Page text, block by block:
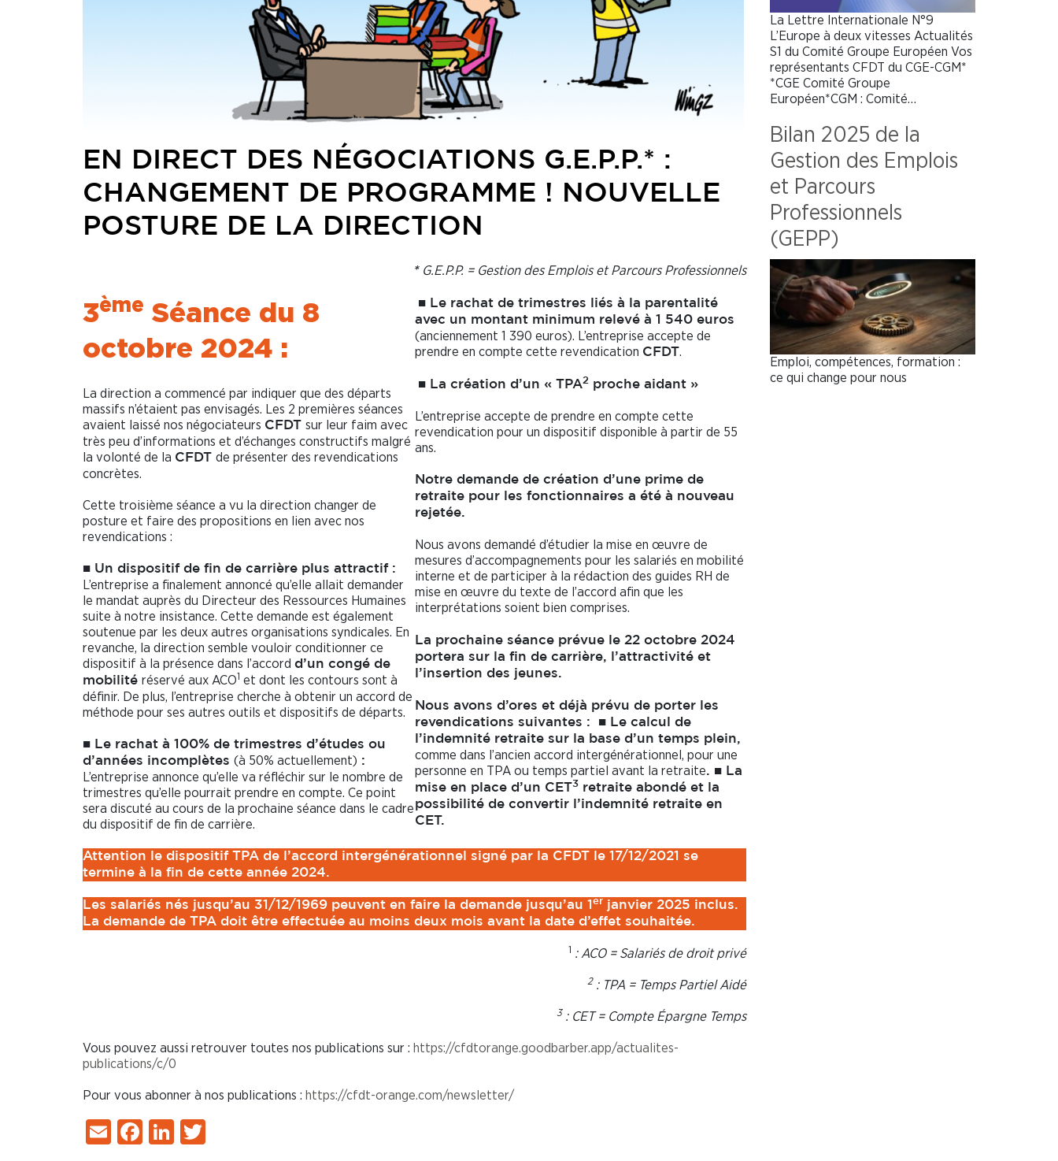
EN DIRECT DES NÉGOCIATIONS G.E.P.P.* :
CHANGEMENT DE PROGRAMME ! NOUVELLE
POSTURE DE LA DIRECTION
* G.E.P.P. = Gestion des Emplois et Parcours Professionnels
3ème Séance du 8
octobre 2024 :
La direction a commencé par indiquer que des départs
massifs n’étaient pas envisagés. Les 2 premières séances
avaient laissé nos négociateurs CFDT sur leur faim avec
très peu d’informations et d’échanges constructifs malgré
la volonté de la CFDT de présenter des revendications
concrètes.
Cette troisième séance a vu la direction changer de
posture et faire des propositions en lien avec nos
revendications :
■ Un dispositif de fin de carrière plus attractif :
L’entreprise a finalement annoncé qu’elle allait demander
le mandat auprès du Directeur des Ressources Humaines
suite à notre insistance. Cette demande est également
soutenue par les deux autres organisations syndicales. En
revanche, la direction semble vouloir conditionner ce
dispositif à la présence dans l’accord d’un congé de
mobilité réservé aux ACO1 et dont les contours sont à
définir. De plus, l’entreprise cherche à obtenir un accord de
méthode pour ses autres outils et dispositifs de départs.
■ Le rachat à 100% de trimestres d’études ou
d’années incomplètes (à 50% actuellement) :
L’entreprise annonce qu’elle va réfléchir sur le nombre de
trimestres qu’elle pourrait prendre en compte. Ce point
sera discuté au cours de la prochaine séance dans le cadre
du dispositif de fin de carrière.
■Le rachat de trimestres liés à la parentalité
avec un montant minimum relevé à 1 540 euros
(anciennement 1 390 euros). L’entreprise accepte de
prendre en compte cette revendication CFDT .
■La création d’un « TPA2proche aidant »
L’entreprise accepte de prendre en compte cette
revendication pour un dispositif disponible à partir de 55
ans.
Notre demande de création d’une prime de
retraite pour les fonctionnaires a été à nouveau
rejetée.
Nous avons demandé d’étudier la mise en œuvre de
mesures d’accompagnements pour les salariés en mobilité
interne et de participer à la rédaction des guides RH de
mise en œuvre du texte de l’accord afin que les
interprétations soient bien comprises.
La prochaine séance prévue le 22 octobre 2024
portera sur la fin de carrière, l’attractivité et
l’insertion des jeunes.
Nous avons d’ores et déjà prévu de porter les
revendications suivantes : ■Le calcul de
l’indemnité retraite sur la base d’un temps plein,
comme dans l’ancien accord intergénérationnel, pour une
personne en TPA ou temps partiel avant la retraite. ■La
mise en place d’un CET
3retraite abondé et la
possibilité de convertir l’indemnité retraite en
CET.
Attention le dispositif TPA de l’accord intergénérationnel signé par la CFDT le 17/12/2021 se
termine à la fin de cette année 2024.
Les salariés nés jusqu’au 31/12/1969 peuvent en faire la demande jusqu’au 1 er janvier 2025 inclus.
La demande de TPA doit être effectuée au moins deux mois avant la date d’effet souhaitée.
1 : ACO = Salariés de droit privé
2 : TPA = Temps Partiel Aidé
3 : CET = Compte Épargne Temps
Vous pouvez aussi retrouver toutes nos publications sur : https://cfdtorange.goodbarber.app/actualites-
publications/c/0
Pour vous abonner à nos publications : https://cfdt-orange.com/newsletter/
EmailFacebook
LinkedIn
La Lettre Internationale N°9
L’Europe à deux vitesses Actualités
S1 du Comité Groupe Européen Vos
représentants CFDT du CGE-CGM*
*CGE Comité Groupe
Européen*CGM : Comité…
Bilan 2025 de la
Gestion des Emplois
et Parcours
Professionnels
(GEPP)
Emploi, compétences, formation :
ce qui change pour nous